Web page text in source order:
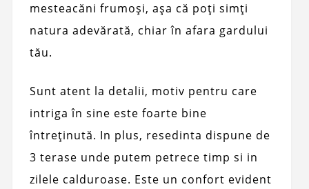
mesteacăni frumoși, așa că poți simți
natura adevărată, chiar în afara gardului
tău.
Sunt atent la detalii, motiv pentru care
intriga în sine este foarte bine
întreținută. In plus, resedinta dispune de
3 terase unde putem petrece timp si in
zilele calduroase. Este un confort evident